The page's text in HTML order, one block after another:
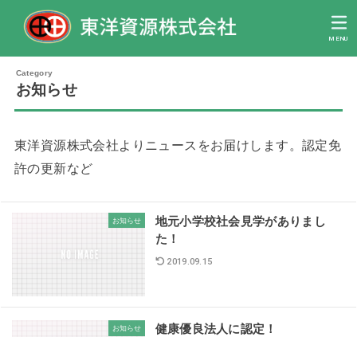
MENU
お知らせ
東洋資源株式会社よりニュースをお届けします。認定免
許の更新など
お知らせ
地元小学校社会見学がありまし
た！
2019.09.15
お知らせ 健康優良法人に認定！